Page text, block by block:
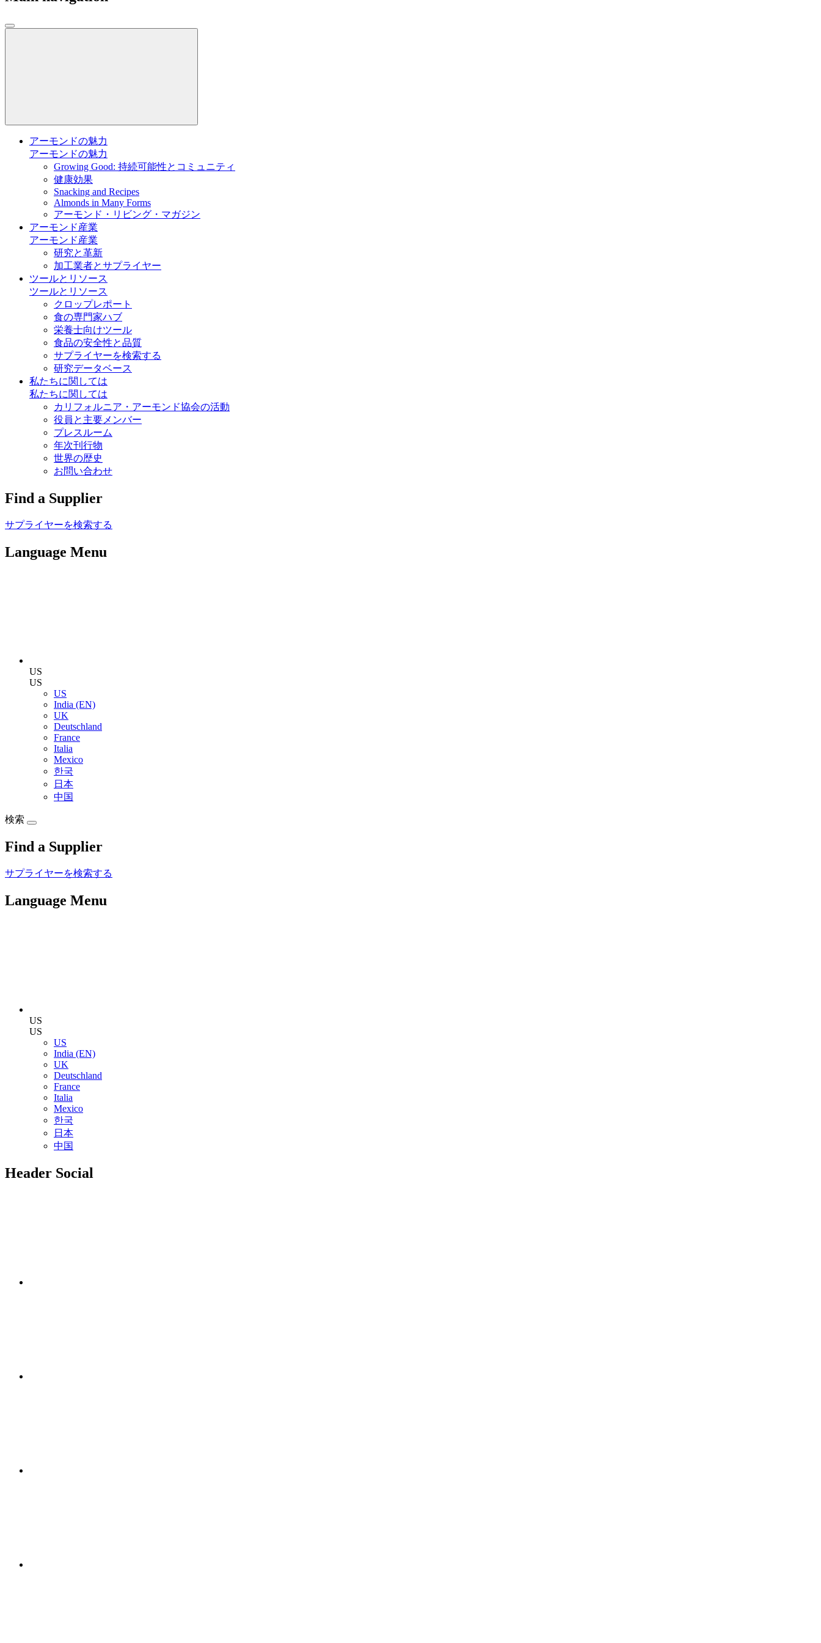
アーモンドの魅力
アーモンドの魅力
Growing Good: 持続可能性とコミュニティ
健康効果
Snacking and Recipes
Almonds in Many Forms
アーモンド・リビング・マガジン
アーモンド産業
アーモンド産業
研究と革新
加工業者とサプライヤー
ツールとリソース
ツールとリソース
クロップレポート
食の専門家ハブ
栄養士向けツール
食品の安全性と品質
サプライヤーを検索する
研究データベース
私たちに関しては
私たちに関しては
カリフォルニア・アーモンド協会の活動
役員と主要メンバー
プレスルーム
年次刊行物
世界の歴史
お問い合わせ
Find a Supplier
サプライヤーを検索する
Language Menu
US
US
US
India (EN)
UK
Deutschland
France
Italia
Mexico
한국
日本
中国
検索
Find a Supplier
サプライヤーを検索する
Language Menu
US
US
US
India (EN)
UK
Deutschland
France
Italia
Mexico
한국
日本
中国
Header Social